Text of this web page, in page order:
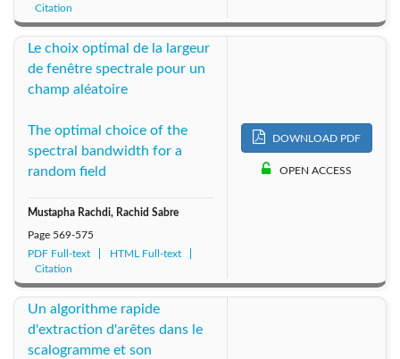
Citation
Le choix optimal de la largeur
de fenêtre spectrale pour un
champ aléatoire
The optimal choice of the
spectral bandwidth for a
random field
Mustapha Rachdi, Rachid Sabre
Page 569-575
PDF Full-text
HTML Full-text
Citation
DOWNLOAD PDF
OPEN ACCESS
Un algorithme rapide
d'extraction d'arêtes dans le
scalogramme et son